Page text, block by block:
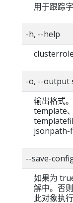
用于跟踪
-h, --help
-o, --output
输出格式
template
jsonpath-
--save-
如果为
解中。否
此对象执